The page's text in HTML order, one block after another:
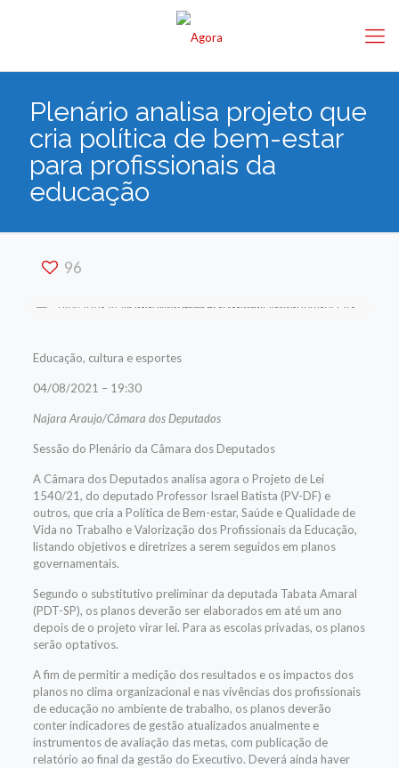
Plenário analisa projeto que
cria política de bem-estar
para profissionais da
educação
96
Educação, cultura e esportes
04/08/2021 – 19:30
Najara Araujo/Câmara dos Deputados
Sessão do Plenário da Câmara dos Deputados
A Câmara dos Deputados analisa agora o Projeto de Lei
1540/21, do deputado Professor Israel Batista (PV-DF) e
outros, que cria a Política de Bem-estar, Saúde e Qualidade de
Vida no Trabalho e Valorização dos Profissionais da Educação,
listando objetivos e diretrizes a serem seguidos em planos
governamentais.
Segundo o substitutivo preliminar da deputada Tabata Amaral
(PDT-SP), os planos deverão ser elaborados em até um ano
depois de o projeto virar lei. Para as escolas privadas, os planos
serão optativos.
A fim de permitir a medição dos resultados e os impactos dos
planos no clima organizacional e nas vivências dos profissionais
de educação no ambiente de trabalho, os planos deverão
conter indicadores de gestão atualizados anualmente e
instrumentos de avaliação das metas, com publicação de
relatório ao final da gestão do Executivo. Deverá ainda haver